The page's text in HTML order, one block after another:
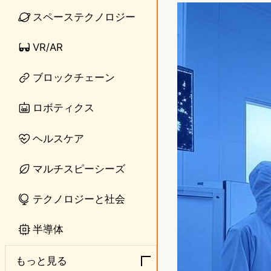
スペーステクノロジー
VR/AR
ブロックチェーン
ロボティクス
ヘルスケア
マルチスピーシーズ
テクノロジーと社会
半導体
もっと見る
o